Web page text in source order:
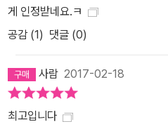
게 인정받네요.ㅋ
공감 (1) 댓글 (0)
사람 2017-02-18
최고입니다